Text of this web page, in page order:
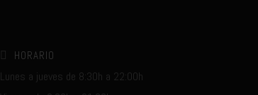
HORARIO
Lunes a jueves de 8:30h a 22:00h